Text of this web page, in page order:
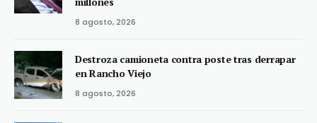
8 agosto, 2026
Destroza camioneta contra poste tras derrapar
en Rancho Viejo
8 agosto, 2026